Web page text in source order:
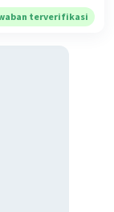
terverifikasi